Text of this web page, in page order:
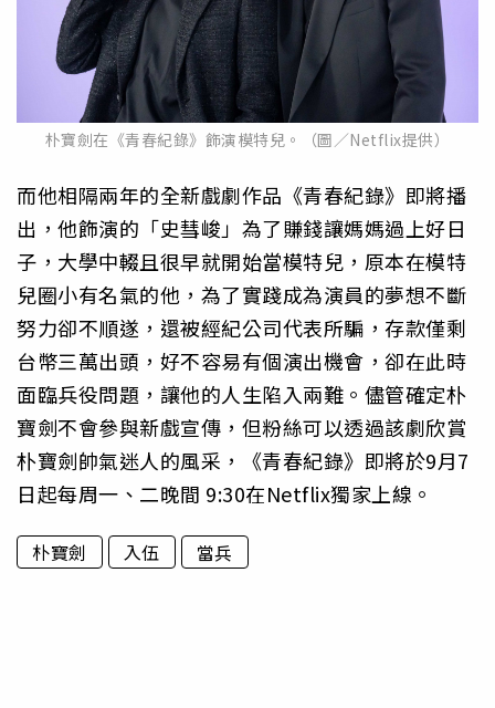
朴寶劍在《青春紀錄》飾演模特兒。（圖／Netflix提供）
而他相隔兩年的全新戲劇作品《青春紀錄》即將播
出，他飾演的「史彗峻」為了賺錢讓媽媽過上好日
子，大學中輟且很早就開始當模特兒，原本在模特
兒圈小有名氣的他，為了實踐成為演員的夢想不斷
努力卻不順遂，還被經紀公司代表所騙，存款僅剩
台幣三萬出頭，好不容易有個演出機會，卻在此時
面臨兵役問題，讓他的人生陷入兩難。儘管確定朴
寶劍不會參與新戲宣傳，但粉絲可以透過該劇欣賞
朴寶劍帥氣迷人的風采，《青春紀錄》即將於9月7
日起每周一、二晚間 9:30在Netflix獨家上線。
朴寶劍 入伍 當兵